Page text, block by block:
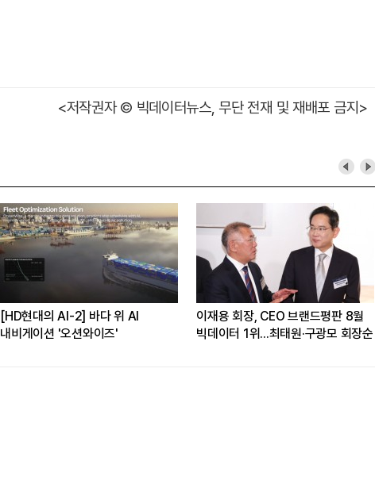
<저작권자 © 빅데이터뉴스, 무단 전재 및 재배포 금지>
[HD현대의 AI-2] 바다 위 AI
내비게이션 '오션와이즈'
이재용 회장, CEO 브랜드평판 8월
빅데이터 1위...최태원·구광모 회장순